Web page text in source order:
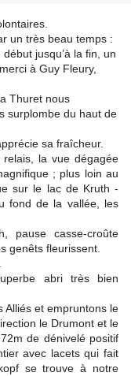
un très beau temps :
jusqu’à la fin, un
à Guy Fleury,
Thuret nous
surplombe du haut de
sa fraîcheur.
la vue dégagée
; plus loin au
sur le lac de Kruth -
fond de la vallée, les
pause casse-croûte
genêts fleurissent.
abri très bien
Alliés et empruntons le
le Drumont et le
de dénivelé positif
avec lacets qui fait
se trouve à notre